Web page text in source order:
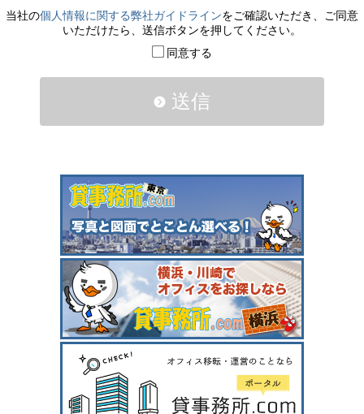
当社の個人情報に関する弊社ガイドラインをご確認いただき、ご同意
いただけたら、送信ボタンを押してください。
同意する
送信